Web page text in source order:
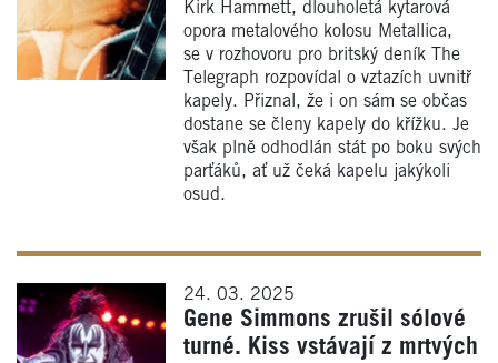
Kirk Hammett, dlouholetá kytarová
opora metalového kolosu Metallica,
se v rozhovoru pro britský deník The
Telegraph rozpovídal o vztazích uvnitř
kapely. Přiznal, že i on sám se občas
dostane se členy kapely do křížku. Je
však plně odhodlán stát po boku svých
parťáků, ať už čeká kapelu jakýkoli
osud.
24. 03. 2025
Gene Simmons zrušil sólové
turné. Kiss vstávají z mrtvých